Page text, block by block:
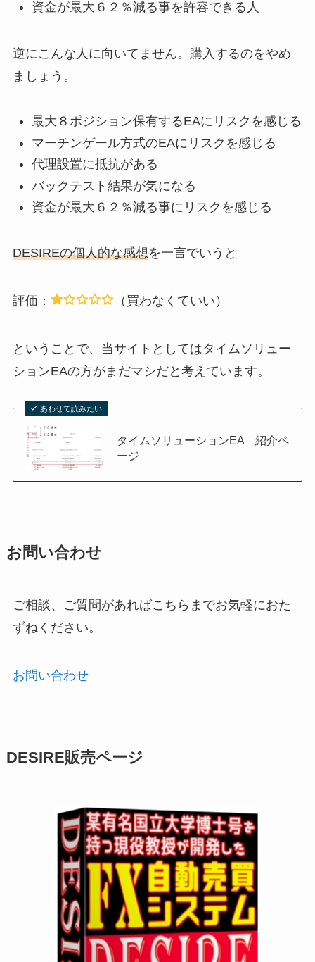
資金が最大６２％減る事を許容できる人
逆にこんな人に向いてません。購入するのをやめ
ましょう。
最大８ポジション保有するEAにリスクを感じる
マーチンゲール方式のEAにリスクを感じる
代理設置に抵抗がある
バックテスト結果が気になる
資金が最大６２％減る事にリスクを感じる
DESIREの個人的な感想を一言でいうと
評価： （買わなくていい）
ということで、当サイトとしてはタイムソリュー
ションEAの方がまだマシだと考えています。
あわせて読みたい
タイムソリューションEA 紹介ペ
ージ
お問い合わせ
ご相談、ご質問があればこちらまでお気軽におた
ずねください。
お問い合わせ
DESIRE販売ページ